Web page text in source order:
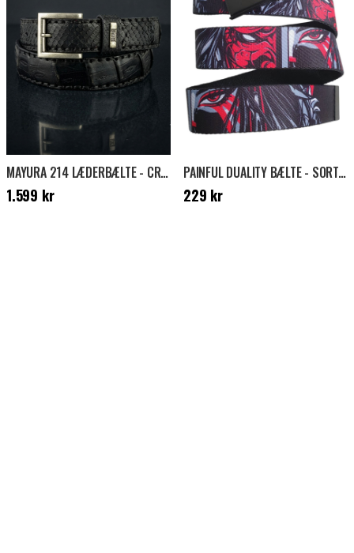
MAYURA 214 LÆDERBÆLTE - CROCODILE/PYTHON BLACK
Pris:1.599 kr
1.599 kr
PAINFUL DUALITY BÆLTE - SORT/RØD
Pris: 229 kr
229 kr